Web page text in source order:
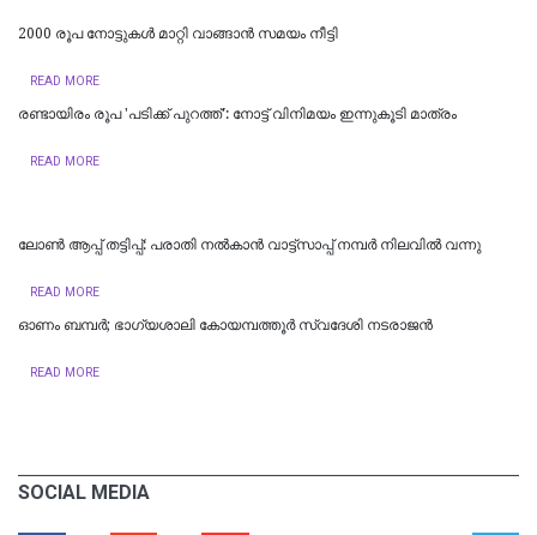
2000 രൂപ നോട്ടുകൾ മാറ്റി വാങ്ങാൻ സമയം നീട്ടി
READ MORE
രണ്ടായിരം രൂപ 'പടിക്ക് പുറത്ത്': നോട്ട് വിനിമയം ഇന്നുകൂടി മാത്രം
READ MORE
ലോൺ ആപ്പ് തട്ടിപ്പ്: പരാതി നൽകാൻ വാട്ട്സാപ്പ് നമ്പർ നിലവിൽ വന്നു
READ MORE
ഓണം ബമ്പർ; ഭാഗ്യശാലി കോയമ്പത്തൂർ സ്വദേശി നടരാജന്‍
READ MORE
SOCIAL MEDIA